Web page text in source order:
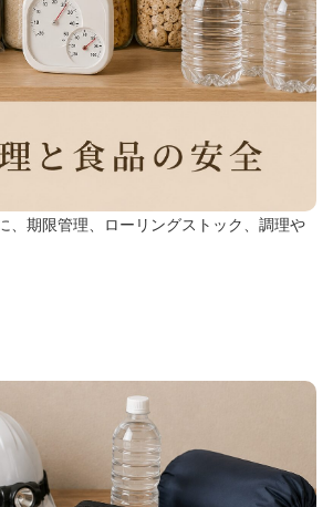
、期限管理、ローリングストック、調理や